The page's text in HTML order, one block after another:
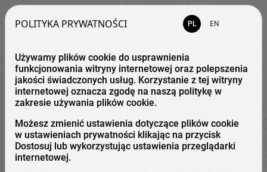
POLITYKA PRYWATNOŚCI PL EN
Używamy plików cookie do usprawnienia
funkcjonowania witryny internetowej oraz polepszenia
jakości świadczonych usług. Korzystanie z tej witryny
internetowej oznacza zgodę na naszą politykę w
zakresie używania plików cookie.
Możesz zmienić ustawienia dotyczące plików cookie
w ustawieniach prywatności klikając na przycisk
Dostosuj lub wykorzystując ustawienia przeglądarki
internetowej.